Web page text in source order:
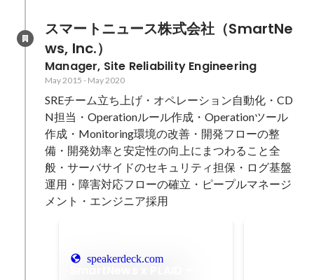
スマートニュース株式会社（SmartNe
ws, Inc.）
Manager, Site Reliability Engineering
May 2015 - May 2020
SREチーム立ち上げ・オペレーション自動化・CD
N担当・Operationルール作成・Operationツール
作成・Monitoring環境の改善・開発フローの整
備・開発効率と安定性の向上にまつわること全
般・サーバサイドのセキュリティ担保・ログ基盤
運用・障害対応フローの確立・ピープルマネージ
メント・エンジニア採用
speakerdeck.com